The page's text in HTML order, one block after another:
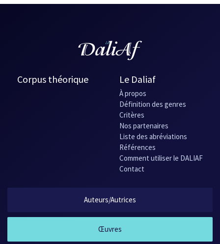
Corpus théorique Le Daliaf
À propos
Définition des genres
Critères
Nos partenaires
Liste des abréviations
Références
Comment utiliser le DALIAF
Contact
Auteurs/Autrices
Œuvres